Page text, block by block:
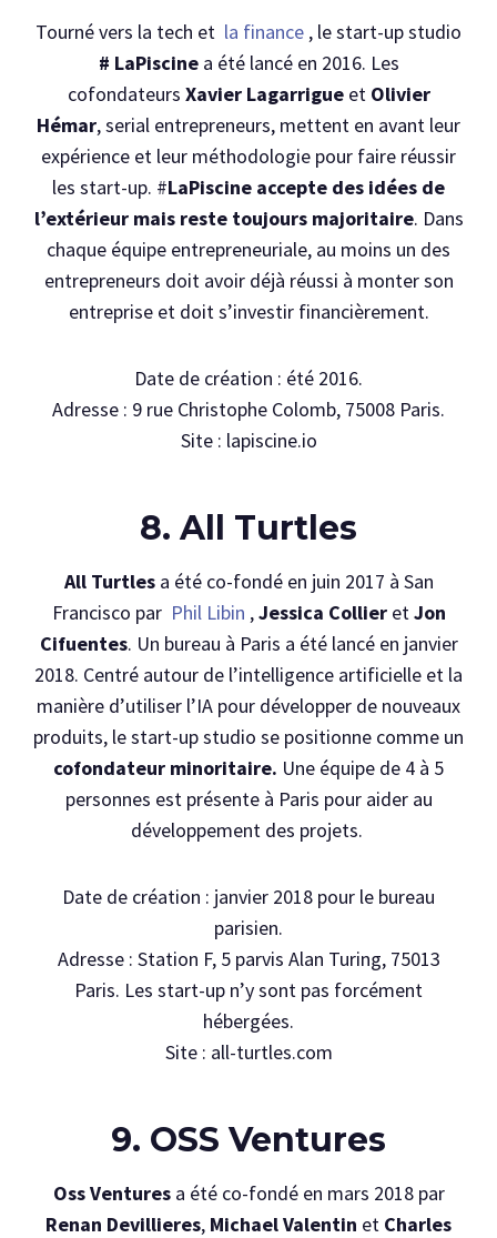
Tourné vers la tech et la finance , le start-up studio
# LaPiscinea été lancé en 2016. Les
cofondateurs Xavier Lagarrigueet Olivier
Hémar, serial entrepreneurs, mettent en avant leur
expérience et leur méthodologie pour faire réussir
les start-up. #LaPiscine accepte des idées de
l’extérieur mais reste toujours majoritaire. Dans
chaque équipe entrepreneuriale, au moins un des
entrepreneurs doit avoir déjà réussi à monter son
entreprise et doit s’investir financièrement.
Date de création : été 2016.
Adresse : 9 rue Christophe Colomb, 75008 Paris.
Site : lapiscine.io
8. All Turtles
All Turtlesa été co-fondé en juin 2017 à San
Francisco par Phil Libin ,Jessica CollieretJon
Cifuentes. Un bureau à Paris a été lancé en janvier
2018. Centré autour de l’intelligence artificielle et la
manière d’utiliser l’IA pour développer de nouveaux
produits, le start-up studio se positionne comme un
cofondateur minoritaire. Une équipe de 4 à 5
personnes est présente à Paris pour aider au
développement des projets.
Date de création : janvier 2018 pour le bureau
parisien.
Adresse : Station F, 5 parvis Alan Turing, 75013
Paris. Les start-up n’y sont pas forcément
hébergées.
Site : all-turtles.com
9. OSS Ventures
Oss Venturesa été co-fondé en mars 2018 par
Renan Devillieres, Michael Valentin et Charles